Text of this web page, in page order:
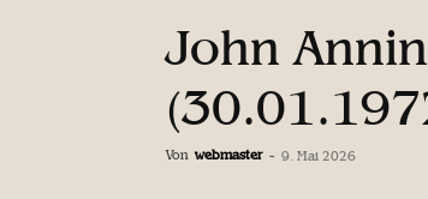
John
Von webmaster - 9. Mai 2026